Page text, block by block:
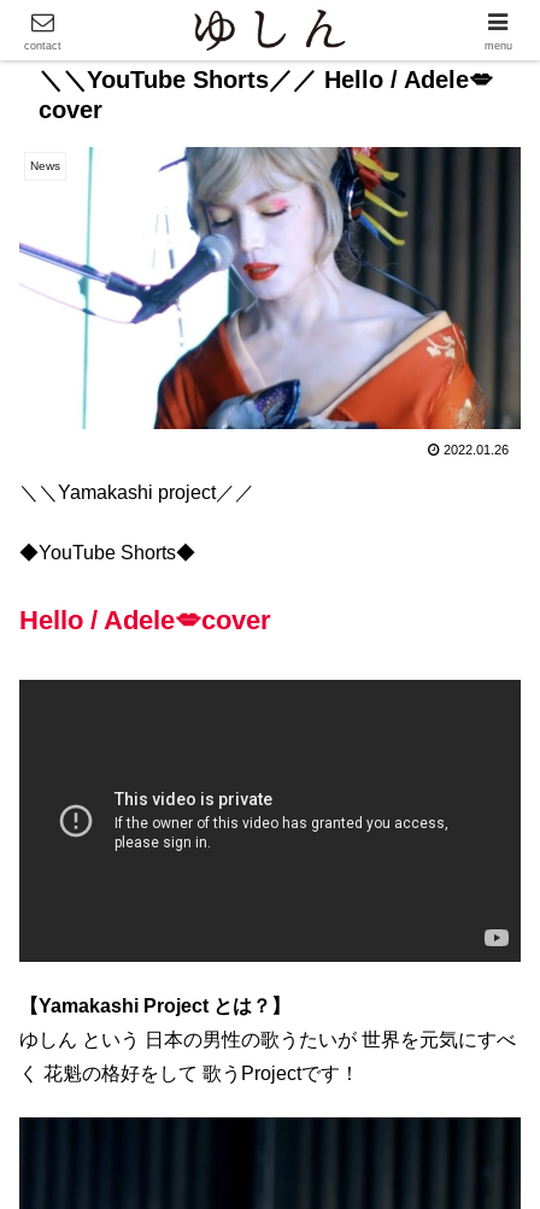
＼＼YouTube Shorts／／ Hello / Adele💋
cover
News
2022.01.26
＼＼Yamakashi project／／
◆YouTube Shorts◆
Hello / Adele💋cover
【Yamakashi Project とは？】
ゆしん という 日本の男性の歌うたいが 世界を元気にすべ
く 花魁の格好をして 歌うProjectです！
contact menu